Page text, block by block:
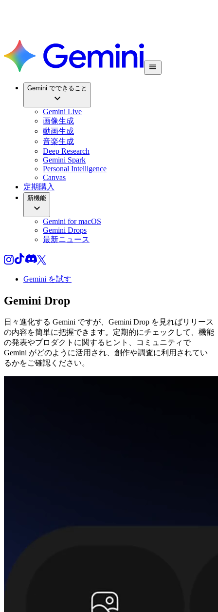
Gemini でできること
Gemini Live
画像生成
動画生成
音楽生成
Deep Research
Gemini Spark
Personal Intelligence
Canvas
定期購入
新機能
Gemini for macOS
Gemini Drops
最新ニュース
Gemini を試す
Gemini Drop
日々進化する Gemini ですが、Gemini Drop を見ればリリース
の内容を簡単に把握できます。定期的にチェックして、機能
の発表やプロダクトに関するヒント、コミュニティで
Gemini がどのように活用され、創作や調査に利用されてい
るかをご確認ください。